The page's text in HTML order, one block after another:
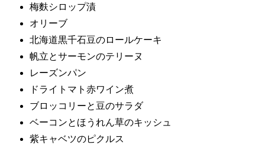
梅麩シロップ漬
オリーブ
北海道黒千石豆のロールケーキ
帆立とサーモンのテリーヌ
レーズンパン
ドライトマト赤ワイン煮
ブロッコリーと豆のサラダ
ベーコンとほうれん草のキッシュ
紫キャベツのピクルス